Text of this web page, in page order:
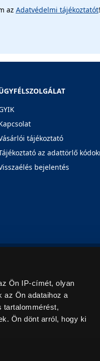
Ön IP-címét, olyan
az Ön adataihoz a
tartalommérést,
Ön dönt arról, hogy ki
az Adatvédelmi tájékoztatót!
tájékoztató
az adattörlő
bejelentés